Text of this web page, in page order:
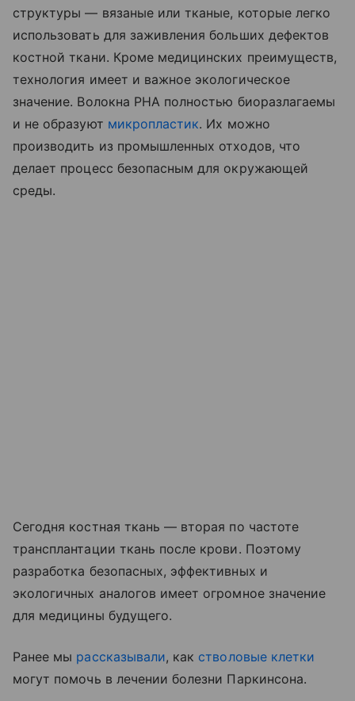
структуры — вязаные или тканые, которые легко
использовать для заживления больших дефектов
костной ткани. Кроме медицинских преимуществ,
технология имеет и важное экологическое
значение. Волокна PHA полностью биоразлагаемы
и не образуют микропластик. Их можно
производить из промышленных отходов, что
делает процесс безопасным для окружающей
среды.
Сегодня костная ткань — вторая по частоте
трансплантации ткань после крови. Поэтому
разработка безопасных, эффективных и
экологичных аналогов имеет огромное значение
для медицины будущего.
Ранее мы рассказывали, как стволовые клетки
могут помочь в лечении болезни Паркинсона.